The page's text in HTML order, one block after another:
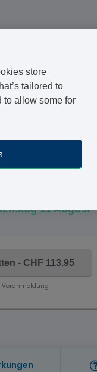
Haarausfall bei
von MSD) und
– und das ganz
von einem
zur Behandlung
Die
11 August
- CHF 113.95
Voranmeldung
store
tailored to
to allow some for